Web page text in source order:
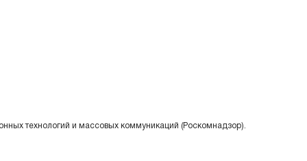
технологий и массовых коммуникаций (Роскомнадзор).